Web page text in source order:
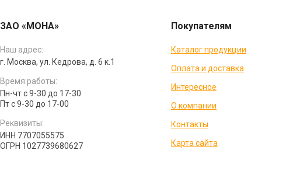
ЗАО «МОНА»
Наш адрес:
г. Москва, ул. Кедрова, д. 6 к.1
Время работы:
Пн-чт с 9-30 до 17-30
Пт с 9-30 до 17-00
Реквизиты:
ИНН 7707055575
ОГРН 1027739680627
Покупателям
Каталог продукции
Оплата и доставка
Интересное
О компании
Контакты
Карта сайта